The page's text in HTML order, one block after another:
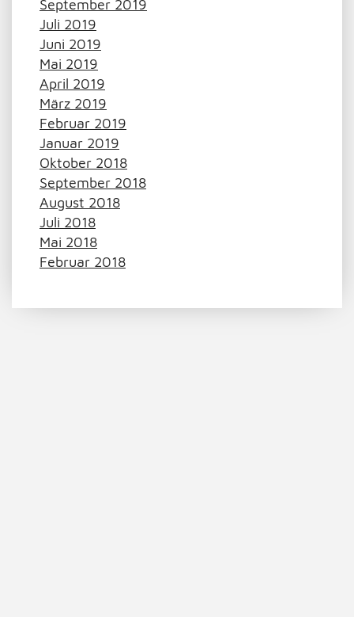
September 2019
Juli 2019
Juni 2019
Mai 2019
April 2019
März 2019
Februar 2019
Januar 2019
Oktober 2018
September 2018
August 2018
Juli 2018
Mai 2018
Februar 2018